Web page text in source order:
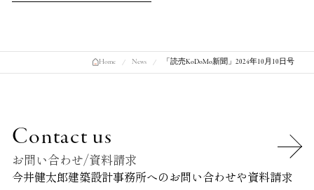
Home News 「読売KoDoMo新聞」2024年10月10日号
Contact us
お問い合わせ/資料請求
今井健太郎建築設計事務所へのお問い合わせや資料請求